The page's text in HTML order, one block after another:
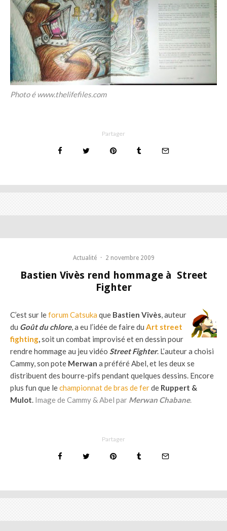
Photo é www.thelifefiles.com
Partager
Actualité · 2 novembre 2009
Bastien Vivès rend hommage à Street
Fighter
C’est sur leforum Catsuka que Bastien Vivès, auteur
du Goût du chlore, a eu l’idée de faire du Art street
fighting,soit un combat improvisé et en dessin pour
rendre hommage au jeu vidéo Street Fighter. L’auteur a choisi
Cammy, son pote Merwan a préféré Abel, et les deux se
distribuent des bourre-pifs pendant quelques dessins. Encore
plus fun que lechampionnat de bras de ferde Ruppert &
Mulot. Image de Cammy & Abel par Merwan Chabane.
Partager